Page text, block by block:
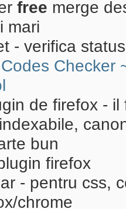
free merge
mari
- verifica
Checker
de firefox -
bun
firefox
- pentru css,
chrome